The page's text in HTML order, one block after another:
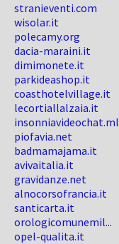
stranieventi.com
wisolar.it
polecamy.org
dacia-maraini.it
dimimonete.it
parkideashop.it
coasthotelvillage.it
lecortiallalzaia.it
insonniavideochat.ml
piofavia.net
badmamajama.it
avivaitalia.it
gravidanze.net
alnocorsofrancia.it
santicarta.it
orologicomunemil...
opel-qualita.it